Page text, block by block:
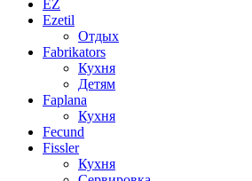
EZ
Ezetil
Отдых
Fabrikators
Кухня
Детям
Faplana
Кухня
Fecund
Fissler
Кухня